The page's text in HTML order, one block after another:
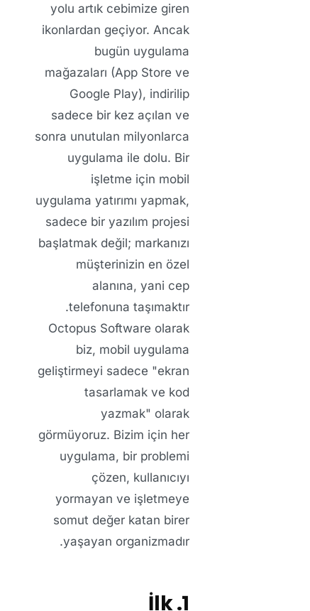
yolu artık cebimize giren
ikonlardan geçiyor. Ancak
bugün uygulama
mağazaları (App Store ve
Google Play), indirilip
sadece bir kez açılan ve
sonra unutulan milyonlarca
uygulama ile dolu. Bir
işletme için mobil
uygulama yatırımı yapmak,
sadece bir yazılım projesi
başlatmak değil; markanızı
müşterinizin en özel
alanına, yani cep
telefonuna taşımaktır.
Octopus Software olarak
biz, mobil uygulama
geliştirmeyi sadece "ekran
tasarlamak ve kod
yazmak" olarak
görmüyoruz. Bizim için her
uygulama, bir problemi
çözen, kullanıcıyı
yormayan ve işletmeye
somut değer katan birer
yaşayan organizmadır.
1. İlk